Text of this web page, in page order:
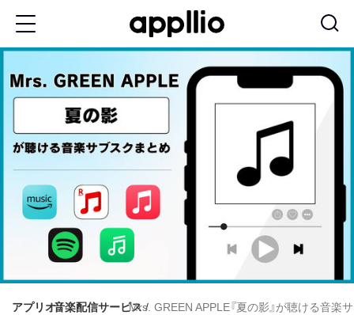
コ
アプリオ音楽配信サービスMrs. GREEN APPLE『夏の影』が聴ける音楽